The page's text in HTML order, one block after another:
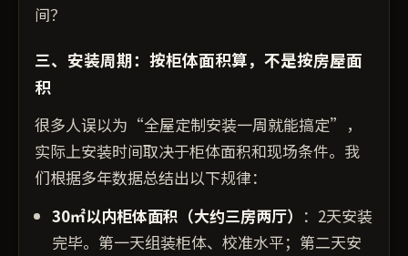
间？
三、安装周期：按柜体面积算，不是按房屋面
积
很多人误以为“全屋定制安装一周就能搞定”，
实际上安装时间取决于柜体面积和现场条件。我
们根据多年数据总结出以下规律：
30㎡以内柜体面积（大约三房两厅） ：2天安装
完毕。第一天组装柜体、校准水平；第二天安